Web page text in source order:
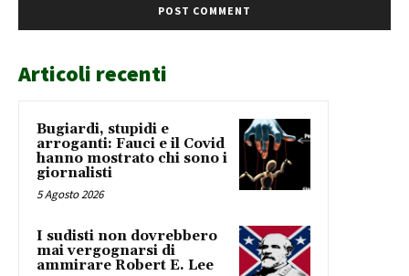
Articoli recenti
Bugiardi, stupidi e
arroganti: Fauci e il Covid
hanno mostrato chi sono i
giornalisti
5 Agosto 2026
I sudisti non dovrebbero
mai vergognarsi di
ammirare Robert E. Lee